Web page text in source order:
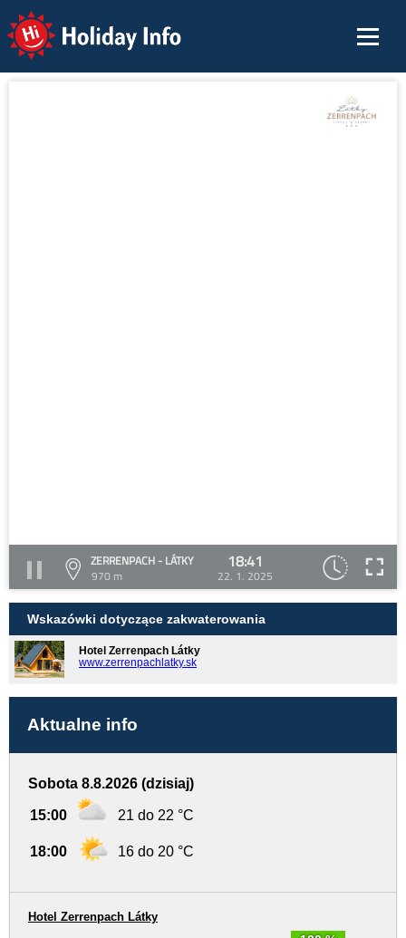
Holiday Info
ZERRENPACH - LÁTKY
970 m
18:41
22. 1. 2025
Wskazówki dotyczące zakwaterowania
Hotel Zerrenpach Látky
www.zerrenpachlatky.sk
Aktualne info
Sobota 8.8.2026 (dzisiaj)
15:00 21 do 22 °C
18:00 16 do 20 °C
Hotel Zerrenpach Látky